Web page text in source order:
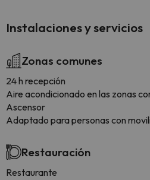
Instalaciones y servicios
Zonas comunes
24 h recepción
Aire acondicionado en las zonas
Ascensor
Adaptado para personas con
Restauración
Restaurante